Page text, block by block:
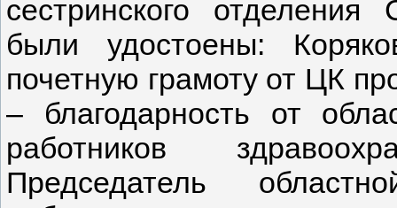
сестринского
были удостоены:
почетную грамоту от ЦК
– благодарность от
работников
Председатель